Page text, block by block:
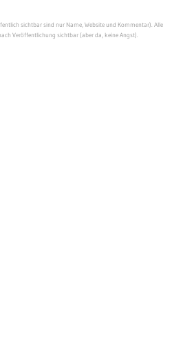
sichtbar sind nur Name, Website und Kommentar). Alle
Veröffentlichung sichtbar (aber da, keine Angst).